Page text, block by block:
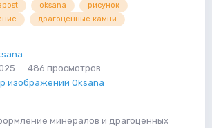
oksana
рисунок
драгоценные камни
486 просмотров
изображений Oksana
минералов и драгоценных